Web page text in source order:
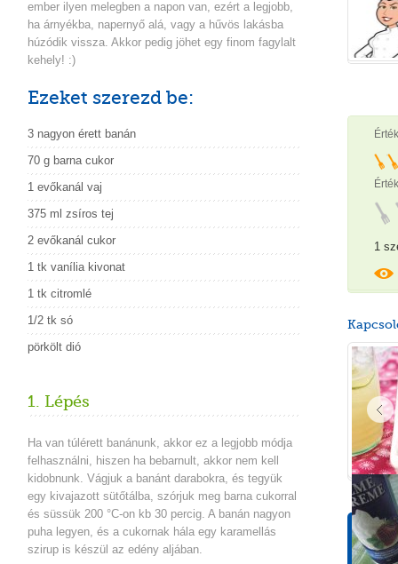
ember ilyen melegben a napon van, ezért a legjobb,
ha árnyékba, napernyő alá, vagy a hűvös lakásba
húzódik vissza. Akkor pedig jöhet egy finom fagylalt
kehely! :)
Ezeket szerezd be:
3 nagyon érett banán
70 g barna cukor
1 evőkanál vaj
375 ml zsíros tej
2 evőkanál cukor
1 tk vanília kivonat
1 tk citromlé
1/2 tk só
pörkölt dió
1. Lépés
Ha van túlérett banánunk, akkor ez a legjobb módja
felhasználni, hiszen ha bebarnult, akkor nem kell
kidobnunk. Vágjuk a banánt darabokra, és tegyük
egy kivajazott sütőtálba, szórjuk meg barna cukorral
és süssük 200 °C-on kb 30 percig. A banán nagyon
puha legyen, és a cukornak hála egy karamellás
szirup is készül az edény aljában.
1
1